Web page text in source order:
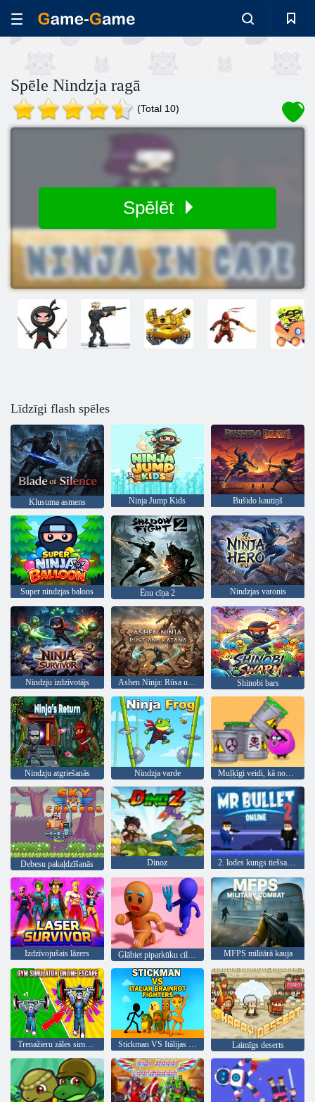
Spēle Nindzja ragā
(Total 10)
Spēlēt
Līdzīgi flash spēles
Klusuma asmens Ninja Jump Kids Bušido kautiņš
Super nindzjas balons Ēnu cīņa 2 Nindzjas varonis
Nindzju izdzīvotājs Ashen Ninja: Rūsa un Katana Shinobi bars
Nindzju atgriešanās Nindzja varde Muļķīgi veidi, kā nomirt 2
Debesu pakaļdzīšanās Dinoz 2. lodes kungs tiešsaistē
Izdzīvojušais lāzers Glābiet piparkūku cilvēku MFPS militārā kauja
Trenažieru zāles simulators tiešsaistē Stickman VS Itālijas Brainrot Fighters Laimīgs deserts